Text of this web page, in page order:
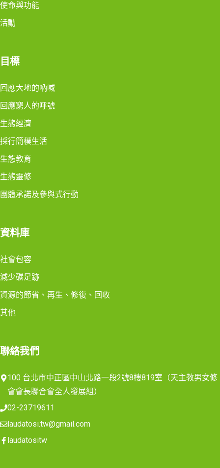
使命與功能
活動
目標
回應大地的吶喊
回應窮人的呼號
生態經濟
採行簡樸生活
生態教育
生態靈修
團體承諾及參與式行動
資料庫
社會包容
減少碳足跡
資源的節省、再生、修復、回收
其他
聯絡我們
100 台北市中正區中山北路一段2號8樓819室（天主教男女修
會會長聯合會全人發展組）
02-23719611
laudatosi.tw@gmail.com
laudatositw